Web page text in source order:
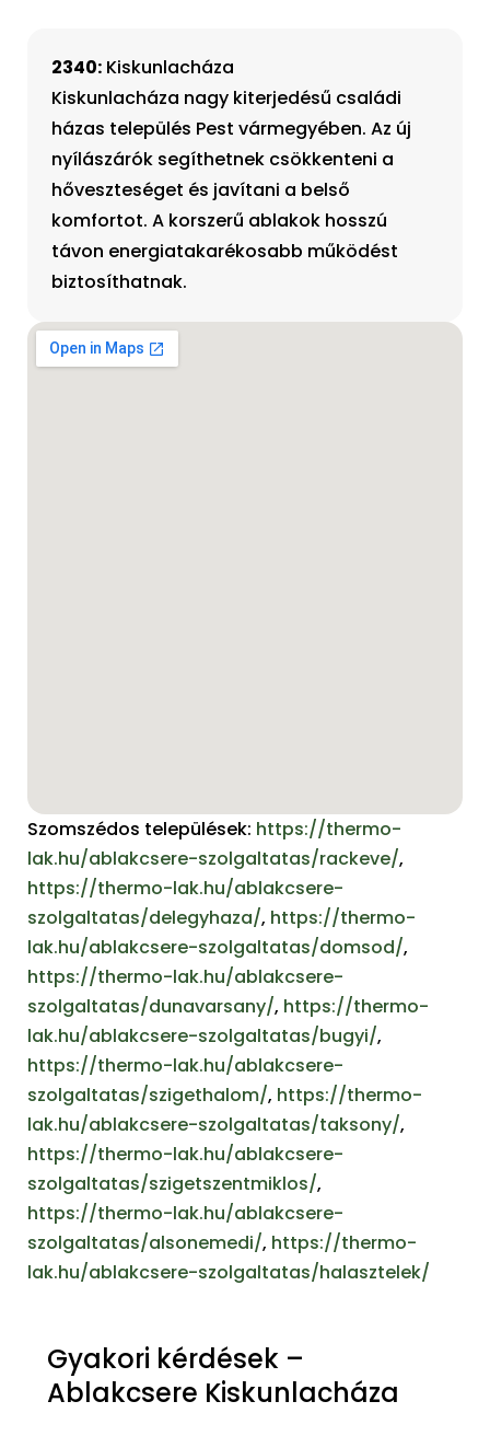
2340: Kiskunlacháza
Kiskunlacháza nagy kiterjedésű családi
házas település Pest vármegyében. Az új
nyílászárók segíthetnek csökkenteni a
hőveszteséget és javítani a belső
komfortot. A korszerű ablakok hosszú
távon energiatakarékosabb működést
biztosíthatnak.
Szomszédos települések: https://thermo-
lak.hu/ablakcsere-szolgaltatas/rackeve/,
https://thermo-lak.hu/ablakcsere-
szolgaltatas/delegyhaza/, https://thermo-
lak.hu/ablakcsere-szolgaltatas/domsod/,
https://thermo-lak.hu/ablakcsere-
szolgaltatas/dunavarsany/, https://thermo-
lak.hu/ablakcsere-szolgaltatas/bugyi/,
https://thermo-lak.hu/ablakcsere-
szolgaltatas/szigethalom/, https://thermo-
lak.hu/ablakcsere-szolgaltatas/taksony/,
https://thermo-lak.hu/ablakcsere-
szolgaltatas/szigetszentmiklos/,
https://thermo-lak.hu/ablakcsere-
szolgaltatas/alsonemedi/, https://thermo-
lak.hu/ablakcsere-szolgaltatas/halasztelek/
Gyakori kérdések –
Ablakcsere Kiskunlacháza